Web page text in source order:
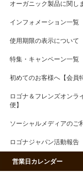
オーガニック製品に関し
インフォメーション一覧
使用期限の表示について
特集・キャンペーン一覧
初めてのお客様へ【会員
ロゴナ＆フレンズオンラ
便】
ソーシャルメディアのご
ロゴナジャパン活動報告
営業日カレンダー